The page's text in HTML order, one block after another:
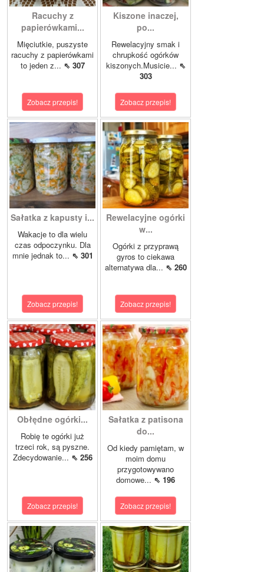
Racuchy z
papierówkami...
Mięciutkie, puszyste
racuchy z papierówkami
to jeden z... ⇖ 307
Zobacz przepis!
Kiszone inaczej,
po...
Rewelacyjny smak i
chrupkość ogórków
kiszonych.Musicie... ⇖
303
Zobacz przepis!
Sałatka z kapusty i...
Wakacje to dla wielu
czas odpoczynku. Dla
mnie jednak to... ⇖ 301
Zobacz przepis!
Rewelacyjne ogórki
w...
Ogórki z przyprawą
gyros to ciekawa
alternatywa dla... ⇖ 260
Zobacz przepis!
Obłędne ogórki...
Robię te ogórki już
trzeci rok, są pyszne.
Zdecydowanie... ⇖ 256
Zobacz przepis!
Sałatka z patisona
do...
Od kiedy pamiętam, w
moim domu
przygotowywano
domowe... ⇖ 196
Zobacz przepis!